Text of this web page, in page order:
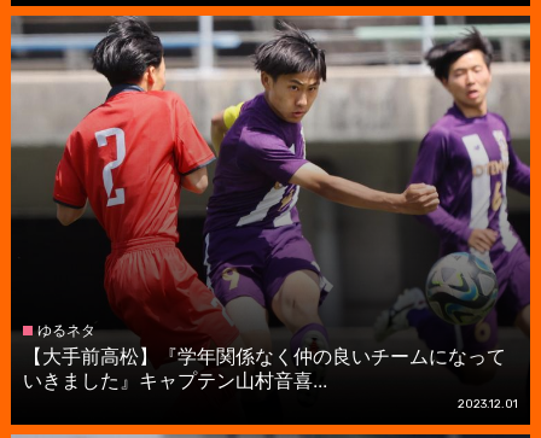
ゆるネタ
【大手前高松】『学年関係なく仲の良いチームになって
いきました』キャプテン山村音喜...
2023.12.01